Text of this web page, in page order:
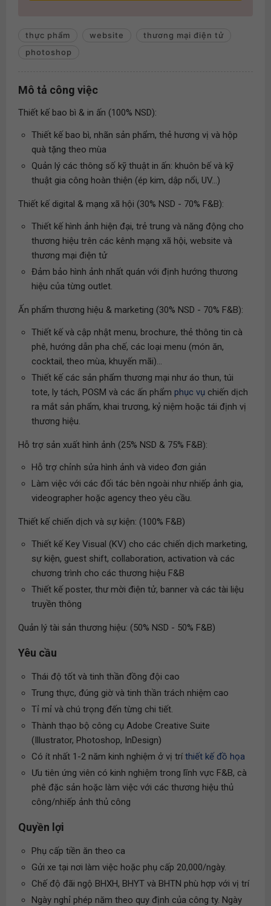
thực phẩm website
thương mại điện tử
photoshop
Mô tả công việc
Thiết kế bao bì & in ấn (100% NSD):
Thiết kế bao bì, nhãn sản phẩm, thẻ hương vị và hộp
quà tặng theo mùa
Quản lý các thông số kỹ thuật in ấn: khuôn bế và kỹ
thuật gia công hoàn thiện (ép kim, dập nổi, UV...)
Thiết kế digital & mạng xã hội (30% NSD - 70% F&B):
Thiết kế hình ảnh hiện đại, trẻ trung và năng động cho
thương hiệu trên các kênh mạng xã hội, website và
thương mại điện tử
Đảm bảo hình ảnh nhất quán với định hướng thương
hiệu của từng outlet.
Ấn phẩm thương hiệu & marketing (30% NSD - 70% F&B):
Thiết kế và cập nhật menu, brochure, thẻ thông tin cà
phê, hướng dẫn pha chế, các loại menu (món ăn,
cocktail, theo mùa, khuyến mãi)...
Thiết kế các sản phẩm thương mại như áo thun, túi
tote, ly tách, POSM và các ấn phẩm phục vụ chiến dịch
ra mắt sản phẩm, khai trương, kỷ niệm hoặc tái định vị
thương hiệu.
Hỗ trợ sản xuất hình ảnh (25% NSD & 75% F&B):
Hỗ trợ chỉnh sửa hình ảnh và video đơn giản
Làm việc với các đối tác bên ngoài như nhiếp ảnh gia,
videographer hoặc agency theo yêu cầu.
Thiết kế chiến dịch và sự kiện: (100% F&B)
Thiết kế Key Visual (KV) cho các chiến dịch marketing,
sự kiện, guest shift, collaboration, activation và các
chương trình cho các thương hiệu F&B
Thiết kế poster, thư mời điện tử, banner và các tài liệu
truyền thông
Quản lý tài sản thương hiệu: (50% NSD - 50% F&B)
Yêu cầu
Thái độ tốt và tinh thần đồng đội cao
Trung thực, đúng giờ và tinh thần trách nhiệm cao
Tỉ mỉ và chú trọng đến từng chi tiết.
Thành thạo bộ công cụ Adobe Creative Suite
(Illustrator, Photoshop, InDesign)
Có ít nhất 1-2 năm kinh nghiệm ở vị tríthiết kế đồ họa
Ưu tiên ứng viên có kinh nghiệm trong lĩnh vực F&B, cà
phê đặc sản hoặc làm việc với các thương hiệu thủ
công/nhiếp ảnh thủ công
Quyền lợi
Phụ cấp tiền ăn theo ca
Gửi xe tại nơi làm việc hoặc phụ cấp 20,000/ngày.
Chế độ đãi ngộ BHXH, BHYT và BHTN phù hợp với vị trí
Ngày nghỉ phép năm theo quy định của công ty. Ngày